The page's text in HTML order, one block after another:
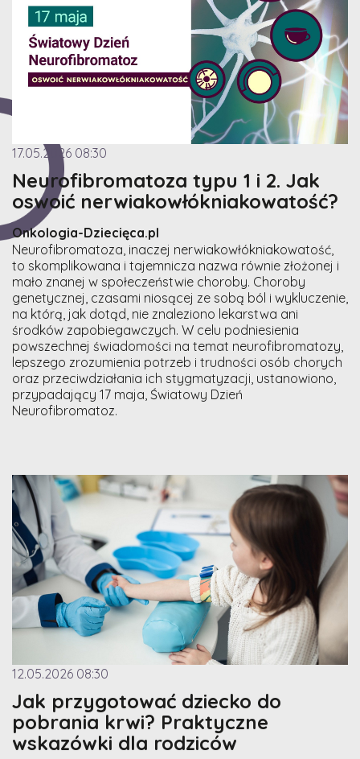
17.05.2026 08:30
Neurofibromatoza typu 1 i 2. Jak
oswoić nerwiakowłókniakowatość?
Onkologia-Dziecięca.pl
Neurofibromatoza, inaczej nerwiakowłókniakowatość,
to skomplikowana i tajemnicza nazwa równie złożonej i
mało znanej w społeczeństwie choroby. Choroby
genetycznej, czasami niosącej ze sobą ból i wykluczenie,
na którą, jak dotąd, nie znaleziono lekarstwa ani
środków zapobiegawczych. W celu podniesienia
powszechnej świadomości na temat neurofibromatozy,
lepszego zrozumienia potrzeb i trudności osób chorych
oraz przeciwdziałania ich stygmatyzacji, ustanowiono,
przypadający 17 maja, Światowy Dzień
Neurofibromatoz.
12.05.2026 08:30
Jak przygotować dziecko do
pobrania krwi? Praktyczne
wskazówki dla rodziców